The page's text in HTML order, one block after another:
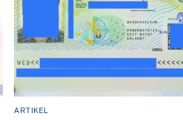
ARTIKEL